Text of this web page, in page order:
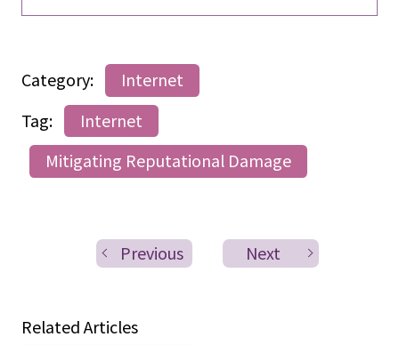
Category:
Internet
Tag:
Internet
Mitigating Reputational Damage
Previous Next
Related Articles